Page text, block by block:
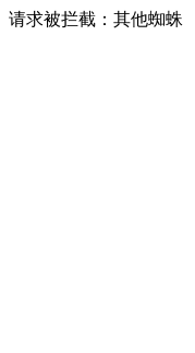
请求被拦截：其他蜘蛛